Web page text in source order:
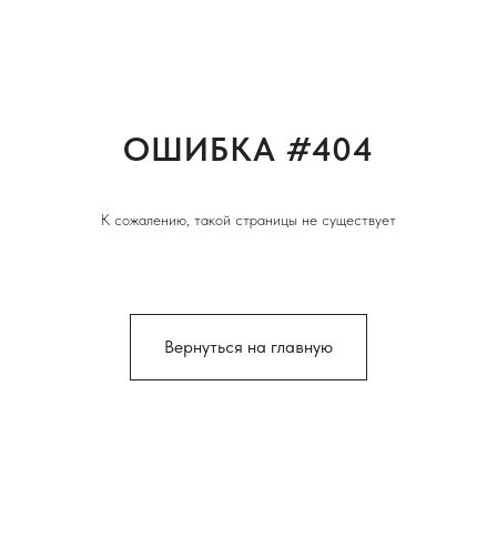
ОШИБКА #404
К сожалению, такой страницы не существует
Вернуться на главную